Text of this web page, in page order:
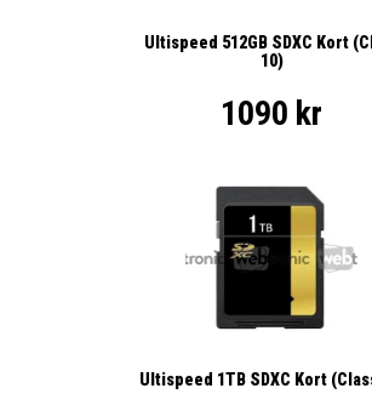
Ultispeed 512GB SDXC Kort
10)
1090 kr
Ultispeed 1TB SDXC Kort